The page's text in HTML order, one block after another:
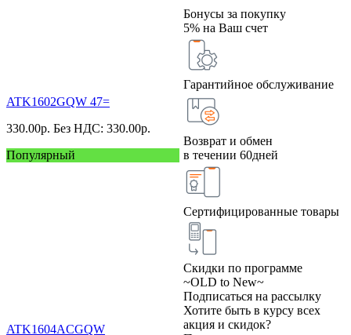
ATK1602GQW 47=
330.00р. Без НДС: 330.00р.
Популярный
ATK1604ACGQW
Бонусы за покупку
5% на Ваш счет
Гарантийное обслуживание
Возврат и обмен
в течении 60дней
Сертифицированные товары
Скидки по программе
~OLD to New~
Подписаться на рассылку
Хотите быть в курсу всех
акция и скидок?